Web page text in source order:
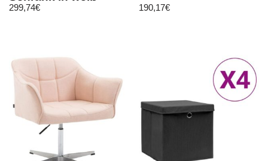
Landhaus Baxter
299,74€ 190,17€